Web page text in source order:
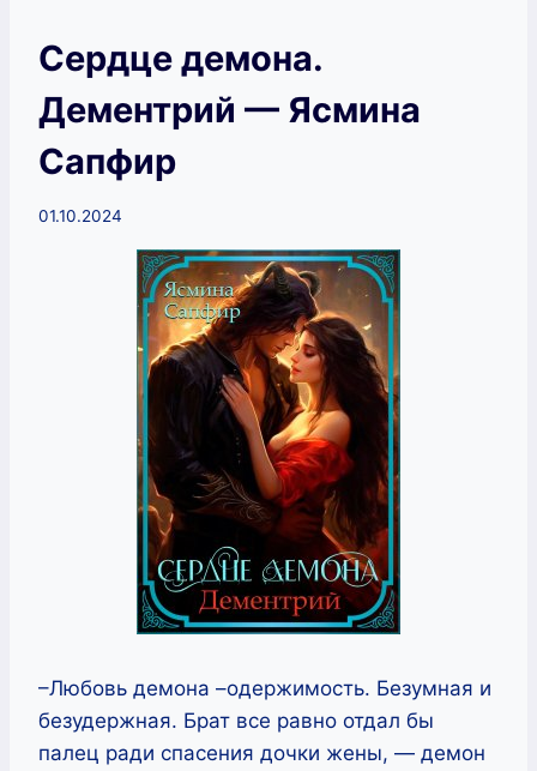
Сердце демона.
Дементрий — Ясмина
Сапфир
01.10.2024
–Любовь демона –одержимость. Безумная и
безудержная. Брат все равно отдал бы
палец ради спасения дочки жены, — демон